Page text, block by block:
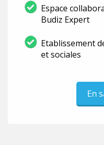
Espace
Budiz Expert
Etablissement
et sociales
En